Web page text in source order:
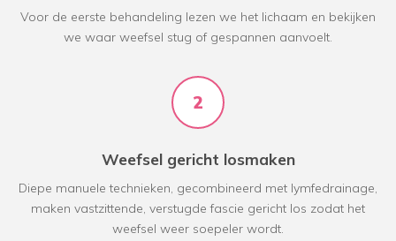
Voor de eerste behandeling lezen we het lichaam en bekijken
we waar weefsel stug of gespannen aanvoelt.
2
Weefsel gericht losmaken
Diepe manuele technieken, gecombineerd met lymfedrainage,
maken vastzittende, verstugde fascie gericht los zodat het
weefsel weer soepeler wordt.